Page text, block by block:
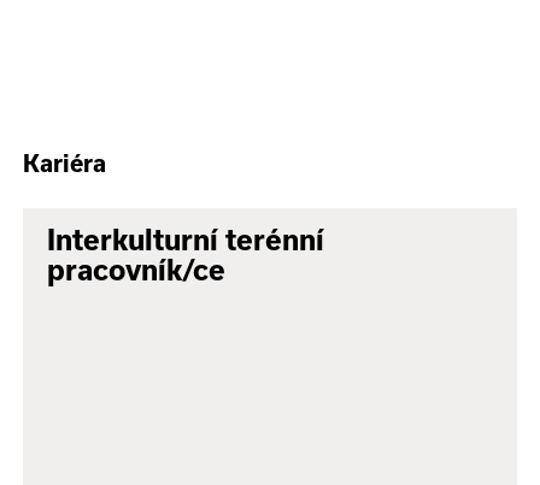
Kariéra
Interkulturní terénní
pracovník/ce